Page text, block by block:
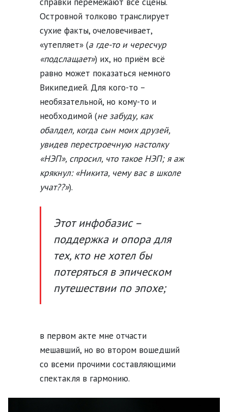
Островной толково транслирует
сухие факты, очеловечивает,
«утепляет» (а где-то и чересчур
«подслащает») их, но приём всё
равно может показаться немного
Википедией. Для кого-то –
необязательной, но кому-то и
необходимой (не забуду, как
обалдел, когда сын моих друзей,
увидев перестроечную настолку
«НЭП», спросил, что такое НЭП; я аж
крякнул: «Никита, чему вас в школе
учат??»).
Этот инфобазис –
поддержка и опора для
тех, кто не хотел бы
потеряться в эпическом
путешествии по эпохе;
в первом акте мне отчасти
мешавший, но во втором вошедший
со всеми прочими составляющими
спектакля в гармонию.